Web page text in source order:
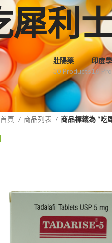
犀利
壯陽藥
30 Products
印度
16
首頁 商品列表 商品標籤為 “吃